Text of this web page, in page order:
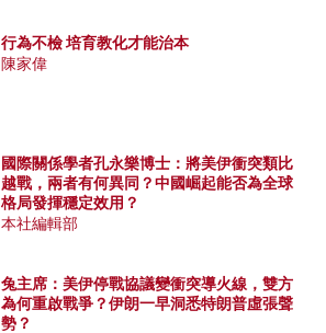
行為不檢 培育教化才能治本
陳家偉
國際關係學者孔永樂博士：將美伊衝突類比
越戰，兩者有何異同？中國崛起能否為全球
格局發揮穩定效用？
本社編輯部
兔主席：美伊停戰協議變衝突導火線，雙方
為何重啟戰爭？伊朗一早洞悉特朗普虛張聲
勢？